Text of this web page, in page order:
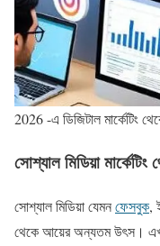
2026 -এ ডিজিটাল
সোশ্যাল মিডিয়া
সোশ্যাল মিডিয়া যেমনফেসবুক,
থেকে আয়ের অন্যতম উৎস।